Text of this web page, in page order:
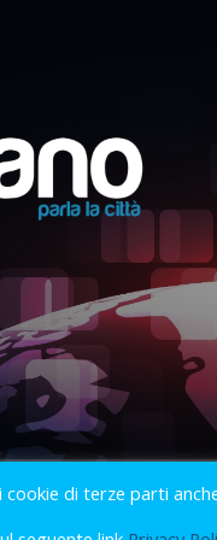
2023 © Gofasano
di terze parti